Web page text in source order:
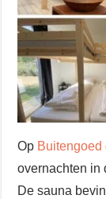
Op Buitengoed
overnachten in
De sauna